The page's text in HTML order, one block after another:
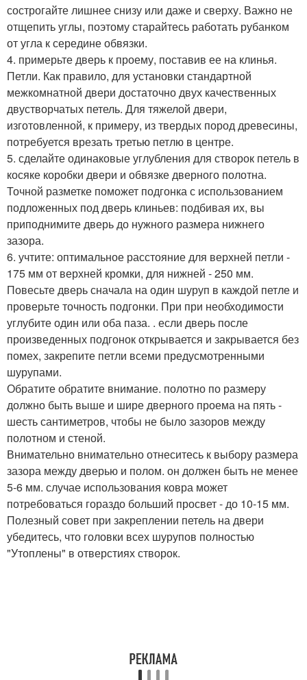
сострогайте лишнее снизу или даже и сверху. Важно не
отщепить углы, поэтому старайтесь работать рубанком
от угла к середине обвязки.
4. примерьте дверь к проему, поставив ее на клинья.
Петли. Как правило, для установки стандартной
межкомнатной двери достаточно двух качественных
двустворчатых петель. Для тяжелой двери,
изготовленной, к примеру, из твердых пород древесины,
потребуется врезать третью петлю в центре.
5. сделайте одинаковые углубления для створок петель в
косяке коробки двери и обвязке дверного полотна.
Точной разметке поможет подгонка с использованием
подложенных под дверь клиньев: подбивая их, вы
приподнимите дверь до нужного размера нижнего
зазора.
6. учтите: оптимальное расстояние для верхней петли -
175 мм от верхней кромки, для нижней - 250 мм.
Повесьте дверь сначала на один шуруп в каждой петле и
проверьте точность подгонки. При при необходимости
углубите один или оба паза. . если дверь после
произведенных подгонок открывается и закрывается без
помех, закрепите петли всеми предусмотренными
шурупами.
Обратите обратите внимание. полотно по размеру
должно быть выше и шире дверного проема на пять -
шесть сантиметров, чтобы не было зазоров между
полотном и стеной.
Внимательно внимательно отнеситесь к выбору размера
зазора между дверью и полом. он должен быть не менее
5-6 мм. случае использования ковра может
потребоваться гораздо больший просвет - до 10-15 мм.
Полезный совет при закреплении петель на двери
убедитесь, что головки всех шурупов полностью
"Утоплены" в отверстиях створок.